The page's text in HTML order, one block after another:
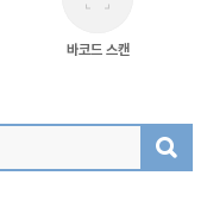
바코드 스캔